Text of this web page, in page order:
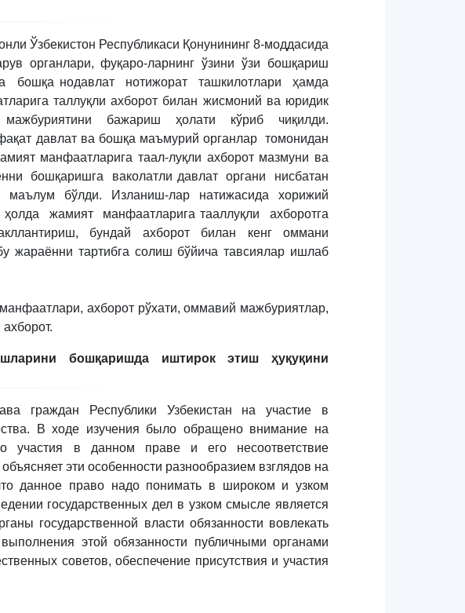
Ўзбекистон Республикаси Қонунининг 8-моддасида
органлари, фуқаро-ларнинг ўзини ўзи бошқариш
нодавлат нотижорат ташкилотлари ҳамда
таллуқли ахборот билан жисмоний ва юридик
мажбуриятини бажариш ҳолати кўриб чиқилди.
давлат ва бошқа маъмурий органлар томонидан
манфаатларига таал-луқли ахборот мазмуни ва
бошқаришга ваколатли давлат органи нисбатан
бўлди. Изланиш-лар натижасида хорижий
жамият манфаатларига тааллуқли ахборотга
бундай ахборот билан кенг оммани
жараённи тартибга солиш бўйича тавсиялар ишлаб
ахборот рўхати, оммавий мажбуриятлар,
бошқаришда иштирок этиш ҳуқуқини
граждан Республики Узбекистан на участие в
В ходе изучения было обращено внимание на
участия в данном праве и его несоответствие
эти особенности разнообразием взглядов на
данное право надо понимать в широком и узком
государственных дел в узком смысле является
государственной власти обязанности вовлекать
этой обязанности публичными органами
советов, обеспечение присутствия и участия